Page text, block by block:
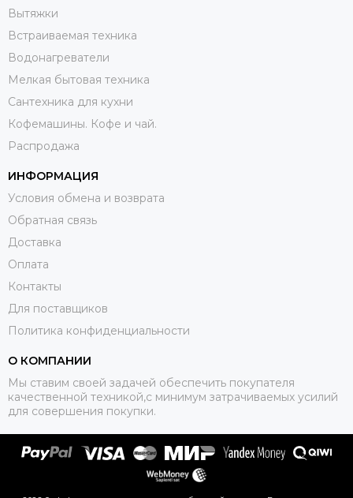
Вытяжки
Встраиваемая техника
Водонагреватели
Мелкая бытовая техника
Сантехника для кухни
Кофемашины. Кофе и чай.
Распродажа
ИНФОРМАЦИЯ
Условия обмена и возврата
Обратная связь
Доставка
Оплата
Контакты
Для поставщиков
Политика конфиденциальности
О КОМПАНИИ
Мы ставим своей задачей обеспечить покупателя
качественной техникой,с минимум затрачиваемых усилий
для совершения покупки.